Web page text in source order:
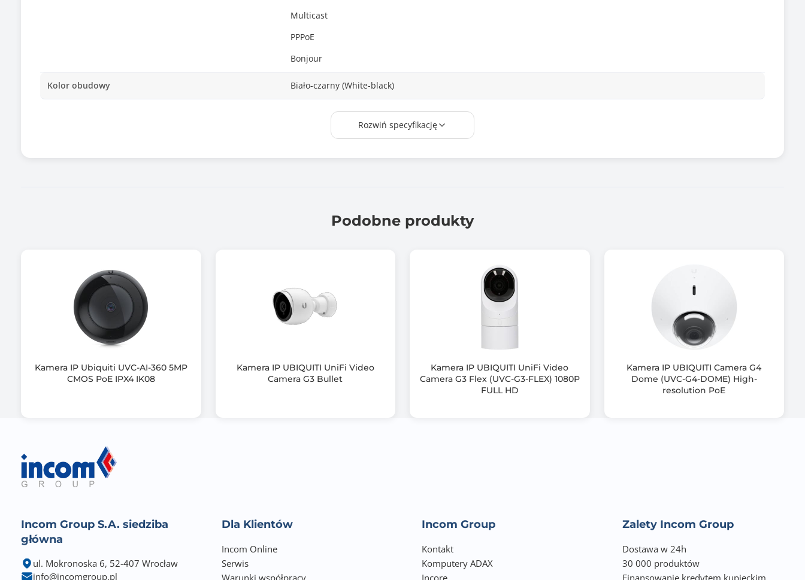
Multicast
PPPoE
Bonjour
Kolor obudowy Biało-czarny (White-black)
167 x 70 x 70
zewnątrz / wewnątrz
Zgodność z Onvif
Zawiera baterię / akumulator Nie
Informacje dodatkowe
Przetwornik: 1/2.7 " Progressive Scan CMOS
Metoda kompresji obrazu:
- Obsługa kart Micro SD do 256GB (możliwy zapis lokalny)
Rozwiń specyfikację
Podobne produkty
Kamera IP Ubiquiti UVC-AI-360 5MP
CMOS PoE IPX4 IK08
Kamera IP UBIQUITI UniFi Video
Camera G3 Bullet
Kamera IP UBIQUITI UniFi Video
Camera G3 Flex (UVC-G3-FLEX) 1080P
FULL HD
Kamera IP UBIQUITI Camera G4
Dome (UVC-G4-DOME) High-
resolution PoE
Incom Group S.A. siedziba
główna
ul. Mokronoska 6, 52-407 Wrocław
info@incomgroup.pl
Dla Klientów
Incom Online
Serwis
Warunki współpracy
Incom Group
Kontakt
Komputery ADAX
Incore
Zalety Incom Group
Dostawa w 24h
30 000 produktów
Finansowanie kredytem kupieckim